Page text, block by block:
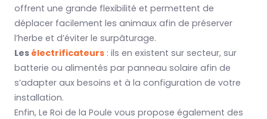
offrent une grande flexibilité et permettent de
déplacer facilement les animaux afin de préserver
l’herbe et d’éviter le surpâturage.
Les électrificateurs : ils en existent sur secteur, sur
batterie ou alimentés par panneau solaire afin de
s’adapter aux besoins et à la configuration de votre
installation.
Enfin, Le Roi de la Poule vous propose également des